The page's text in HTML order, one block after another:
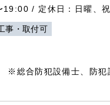
19:00 / 定休日：日曜、祝
事・取付可
総合防犯設備士、防